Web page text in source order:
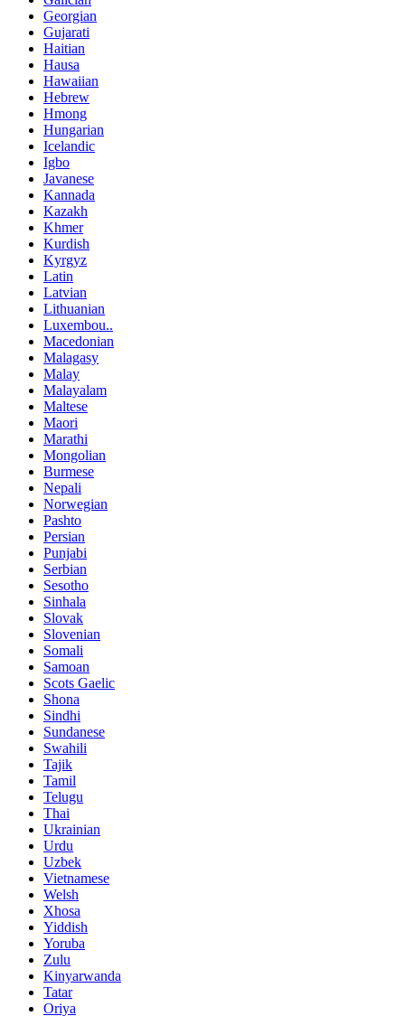
Georgian
Gujarati
Haitian
Hausa
Hawaiian
Hebrew
Hmong
Hungarian
Icelandic
Igbo
Javanese
Kannada
Kazakh
Khmer
Kurdish
Kyrgyz
Latin
Latvian
Lithuanian
Luxembou..
Macedonian
Malagasy
Malay
Malayalam
Maltese
Maori
Marathi
Mongolian
Burmese
Nepali
Norwegian
Pashto
Persian
Punjabi
Serbian
Sesotho
Sinhala
Slovak
Slovenian
Somali
Samoan
Scots Gaelic
Shona
Sindhi
Sundanese
Swahili
Tajik
Tamil
Telugu
Thai
Ukrainian
Urdu
Uzbek
Vietnamese
Welsh
Xhosa
Yiddish
Yoruba
Zulu
Kinyarwanda
Tatar
Oriya